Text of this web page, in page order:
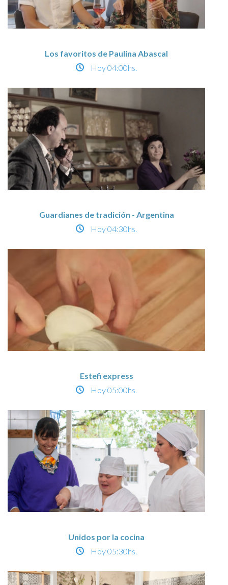
Los favoritos de Paulina Abascal
Hoy04:00hs.
Guardianes de tradición - Argentina
Hoy04:30hs.
Estefi express
Hoy05:00hs.
Unidos por la cocina
Hoy05:30hs.